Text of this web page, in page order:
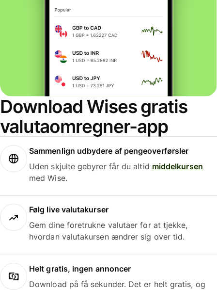
Download Wises gratis
valutaomregner-app
Sammenlign udbydere af pengeoverførsler
Uden skjulte gebyrer får du altid middelkursen
med Wise.
Følg live valutakurser
Gem dine foretrukne valutaer for at tjekke,
hvordan valutakursen ændrer sig over tid.
Helt gratis, ingen annoncer
Download på få sekunder. Det er helt gratis, og